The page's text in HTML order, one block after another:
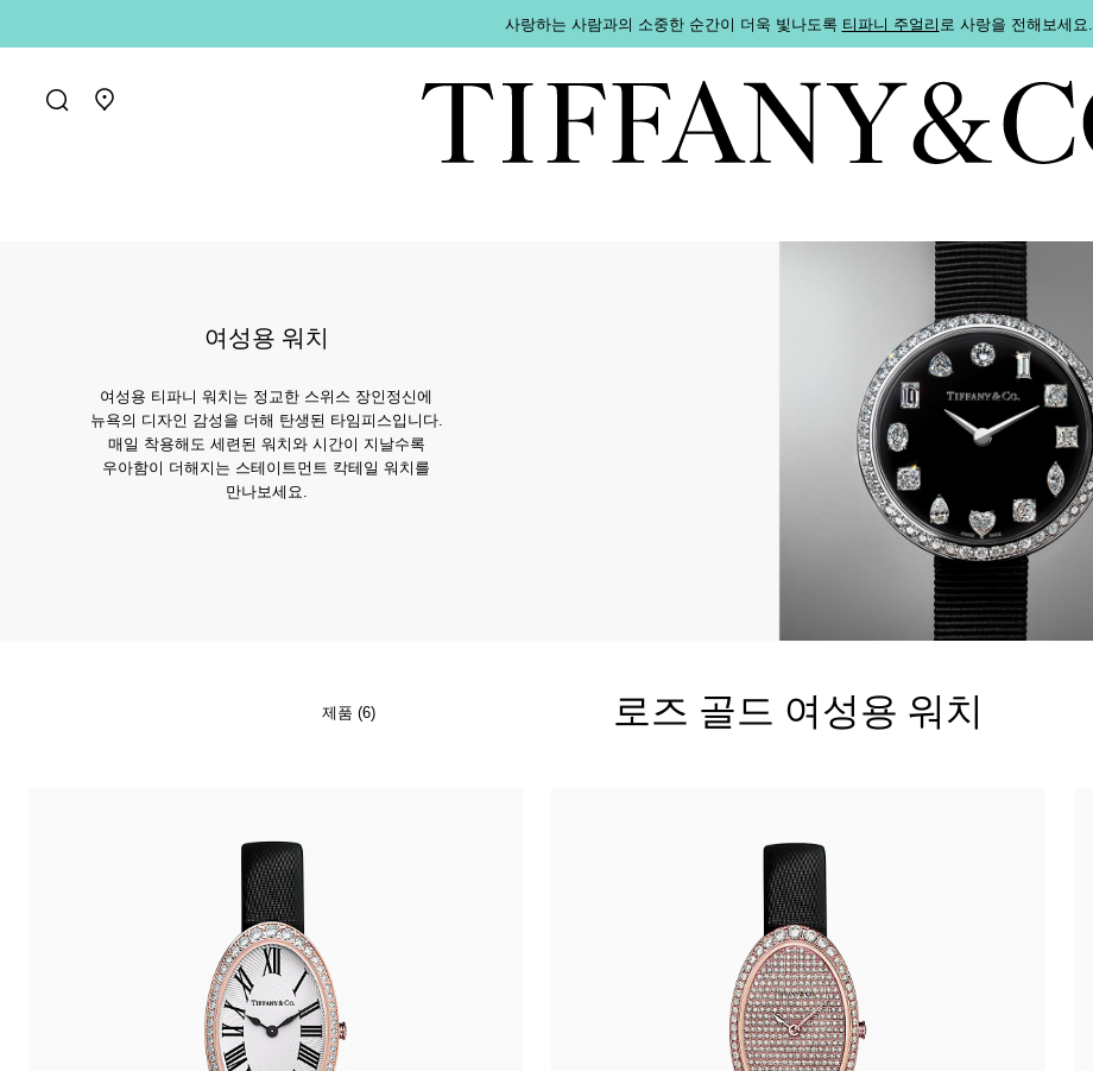
사랑하는 사람과의 소중한 순간이 더욱 빛나도록 티파니 주얼리로 사랑을 전해보세요.
매장 찾기로 가기
티파니 포에버
티파니 다이아몬드 전문가와의 티파니 다이아몬드 가이드 를 확인해보세요
여성용 워치
여성용 티파니 워치는 정교한 스위스 장인정신에
뉴욕의 디자인 감성을 더해 탄생된 타임피스입니다.
매일 착용해도 세련된 워치와 시간이 지날수록
우아함이 더해지는 스테이트먼트 칵테일 워치를
만나보세요.
제품 (6) 로즈 골드 여성용 워치